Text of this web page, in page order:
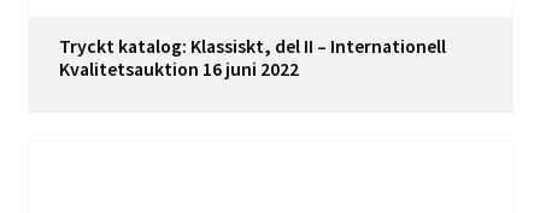
Tryckt katalog: Klassiskt, del II – Internationell
Kvalitetsauktion 16 juni 2022